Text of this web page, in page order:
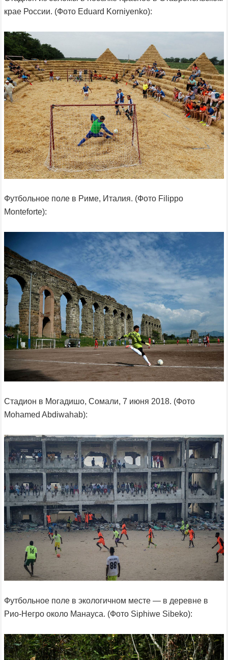
крае России. (Фото Eduard Korniyenko):
Футбольное поле в Риме, Италия. (Фото Filippo
Monteforte):
Стадион в Могадишо, Сомали, 7 июня 2018. (Фото
Mohamed Abdiwahab):
Футбольное поле в экологичном месте — в деревне в
Рио-Негро около Манауса. (Фото Siphiwe Sibeko):